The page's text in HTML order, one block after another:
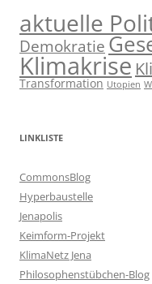
aktuelle
Demokratie
Klimakrise
Transformation Utopien
LINKLISTE
CommonsBlog
Hyperbaustelle
Jenapolis
Keimform-Projekt
KlimaNetz Jena
Philosophenstübchen-Blog